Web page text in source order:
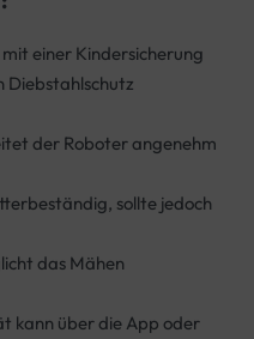
einer Kindersicherung
Diebstahlschutz
der Roboter angenehm
sollte jedoch
das Mähen
kann über die App oder